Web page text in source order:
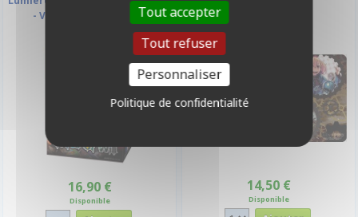
- Version Francaise
16,90 €
Disponible
14,50 €
Disponible
Tout accepter
Tout refuser
Personnaliser
Politique de confidentialité